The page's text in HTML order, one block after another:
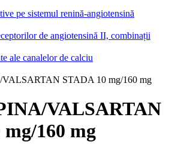
pe sistemul renină-angiotensină
de angiotensină II, combinații
ale canalelor de calciu
STADA 10 mg/160 mg
VALSARTAN
160 mg